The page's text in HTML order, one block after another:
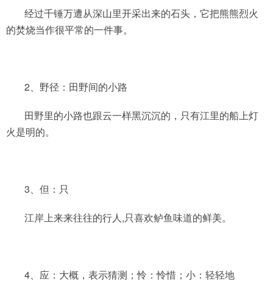
经过千锤万遭从深山里开采出来的石头，它把熊熊烈火
的焚烧当作很平常的一件事。
2、野径：田野间的小路
田野里的小路也跟云一样黑沉沉的，只有江里的船上灯
火是明的。
3、但：只
江岸上来来往往的行人,只喜欢鲈鱼味道的鲜美。
4、应：大概，表示猜测；怜：怜惜；小：轻轻地